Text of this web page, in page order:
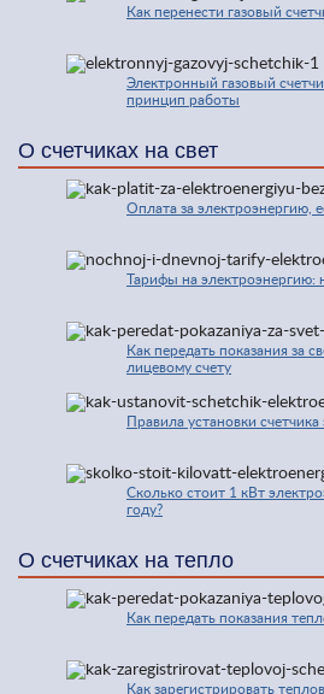
Как перенести газовый
Электронный газовый
принцип работы
О счетчиках на свет
Оплата за электроэнергию,
Тарифы на электроэнергию:
Как передать показания за
лицевому счету
Правила установки
Сколько стоит 1 кВт
году?
О счетчиках на тепло
Как передать показания
Как зарегистрировать